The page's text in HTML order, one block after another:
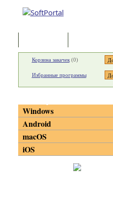
Корзина закачек(0)
Избранные программы
Windows
Android
macOS
iOS